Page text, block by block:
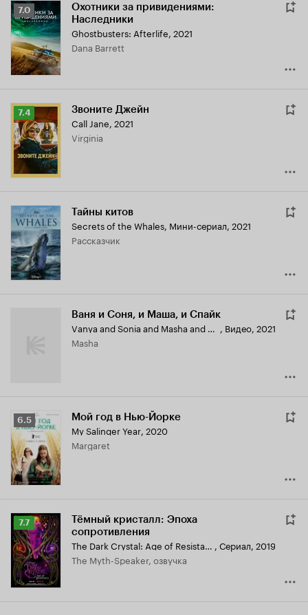
Рейтинг
Кинопоиска
7.0
7.0
Охотники за привидениями:
Наследники
Ghostbusters: Afterlife, 2021
Dana Barrett
Рейтинг
Кинопоиска
7.4
7.4 Звоните Джейн
Call Jane, 2021
Virginia
Тайны китов
Secrets of the Whales, Мини-сериал, 2021
рассказчик
Ваня и Соня, и Маша, и Спайк
Vanya and Sonia and Masha and Spike , Видео, 2021
Masha
Рейтинг
Кинопоиска
6.5
6.5 Мой год в Нью-Йорке
My Salinger Year, 2020
Margaret
Рейтинг
Кинопоиска
7.7
7.7
Тёмный кристалл: Эпоха
сопротивления
The Dark Crystal: Age of Resistance , Сериал, 2019
The Myth-Speaker, озвучка